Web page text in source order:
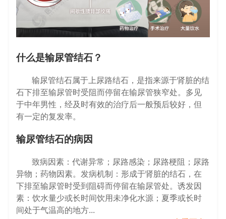
什么是输尿管结石？
输尿管结石属于上尿路结石，是指来源于肾脏的结
石下排至输尿管时受阻而停留在输尿管狭窄处。多见
于中年男性，经及时有效的治疗后一般预后较好，但
有一定的复发率。
输尿管结石的病因
致病因素：代谢异常；尿路感染；尿路梗阻；尿路
异物；药物因素。发病机制：形成于肾脏的结石，在
下排至输尿管时受到阻碍而停留在输尿管处。诱发因
素：饮水量少或长时间饮用未净化水源；夏季或长时
间处于气温高的地方...